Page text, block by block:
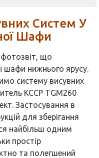
Систем У
Шафи
фотозвіт, що
шафи нижнього ярусу.
систему висувних
KCCP TGM260
Застосування в
для зберігання
найбільш одним
простір
та полегшений